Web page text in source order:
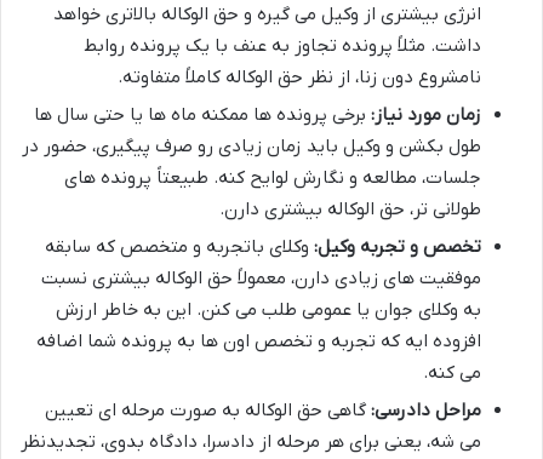
انرژی بیشتری از وکیل می گیره و حق الوکاله بالاتری خواهد
داشت. مثلاً پرونده تجاوز به عنف با یک پرونده روابط
نامشروع دون زنا، از نظر حق الوکاله کاملاً متفاوته.
زمان مورد نیاز: برخی پرونده ها ممکنه ماه ها یا حتی سال ها
طول بکشن و وکیل باید زمان زیادی رو صرف پیگیری، حضور در
جلسات، مطالعه و نگارش لوایح کنه. طبیعتاً پرونده های
طولانی تر، حق الوکاله بیشتری دارن.
تخصص و تجربه وکیل: وکلای باتجربه و متخصص که سابقه
موفقیت های زیادی دارن، معمولاً حق الوکاله بیشتری نسبت
به وکلای جوان یا عمومی طلب می کنن. این به خاطر ارزش
افزوده ایه که تجربه و تخصص اون ها به پرونده شما اضافه
می کنه.
مراحل دادرسی: گاهی حق الوکاله به صورت مرحله ای تعیین
می شه، یعنی برای هر مرحله از دادسرا، دادگاه بدوی، تجدیدنظر